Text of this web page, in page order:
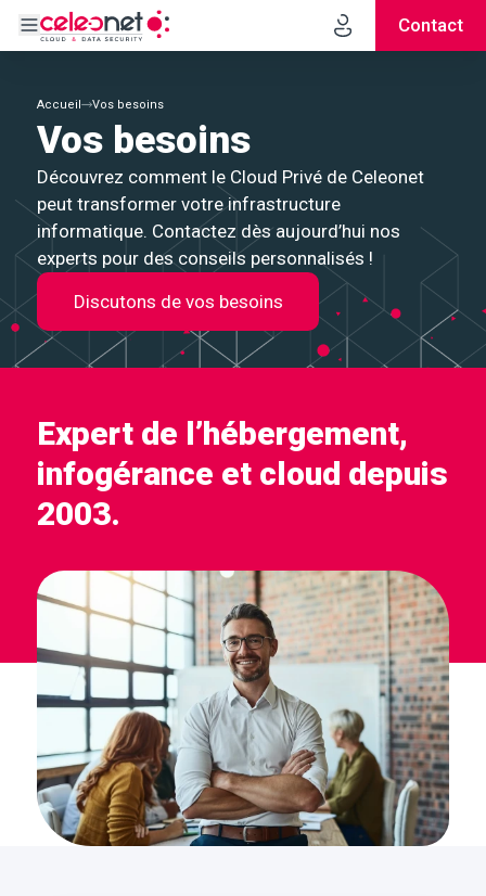
Contact
Accueil Vos besoins
Vos besoins
Découvrez comment le Cloud Privé de Celeonet
peut transformer votre infrastructure
informatique. Contactez dès aujourd’hui nos
experts pour des conseils personnalisés !
Discutons de vos besoins
Expert de l’hébergement,
infogérance et cloud depuis
2003.